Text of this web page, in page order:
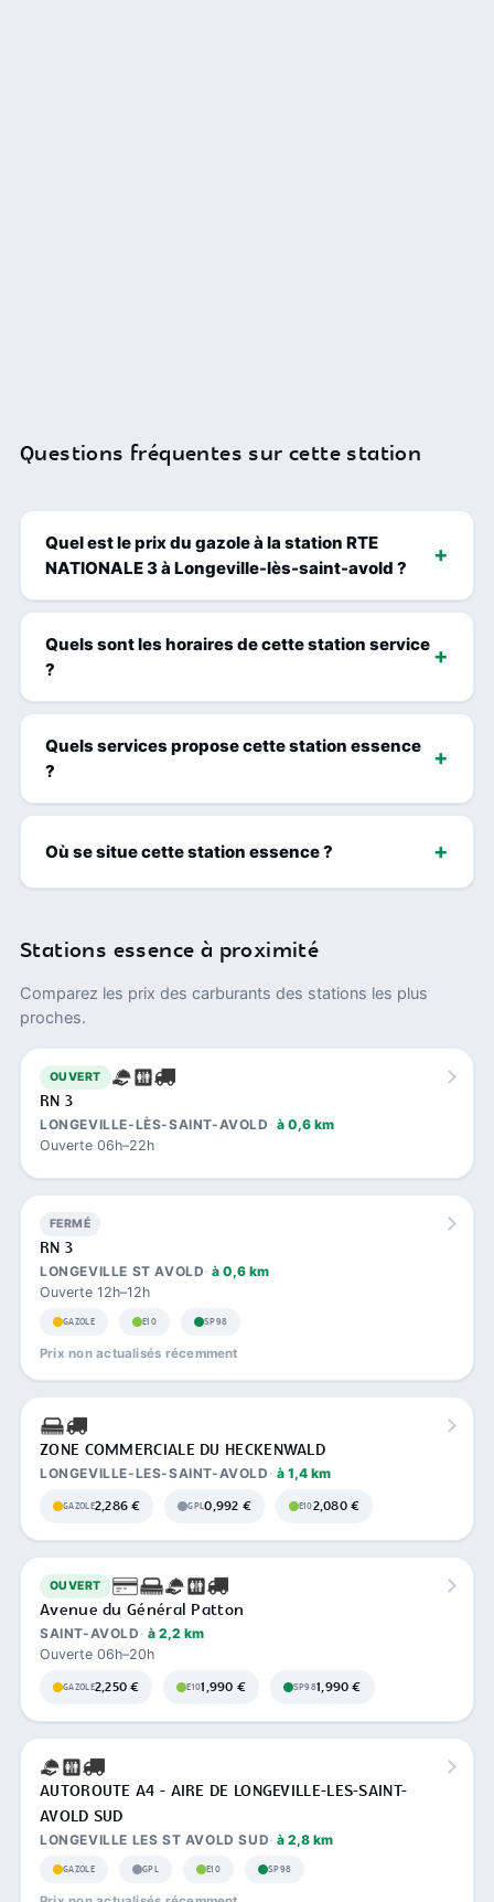
Questions fréquentes sur cette station
Quel est le prix du gazole à la station RTE
NATIONALE 3 à Longeville-lès-saint-avold ?
Quels sont les horaires de cette station service
?
Quels services propose cette station essence
?
Où se situe cette station essence ?
Stations essence à proximité
Comparez les prix des carburants des stations les plus
proches.
OUVERT
RN 3
LONGEVILLE-LÈS-SAINT-AVOLD à 0,6 km
Ouverte 06h–22h
FERMÉ
RN 3
LONGEVILLE ST AVOLD à 0,6 km
Ouverte 12h–12h
GAZOLE E10 SP98
Prix non actualisés récemment
ZONE COMMERCIALE DU HECKENWALD
LONGEVILLE-LES-SAINT-AVOLD à 1,4 km
GAZOLE2,286 € GPL0,992 € E102,080 €
OUVERT
Avenue du Général Patton
SAINT-AVOLD à 2,2 km
Ouverte 06h–20h
GAZOLE2,250 € E101,990 € SP981,990 €
AUTOROUTE A4 - AIRE DE LONGEVILLE-LES-SAINT-
AVOLD SUD
LONGEVILLE LES ST AVOLD SUD à 2,8 km
GAZOLE GPL E10 SP98